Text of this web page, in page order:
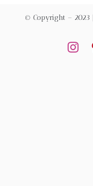
© Copyright – 2023 |